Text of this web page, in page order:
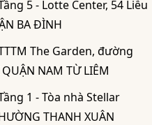
5 - Lotte Center, 54 Liễu
BA ĐÌNH
The Garden, đường
NAM TỪ LIÊM
1 - Tòa nhà Stellar
THANH XUÂN